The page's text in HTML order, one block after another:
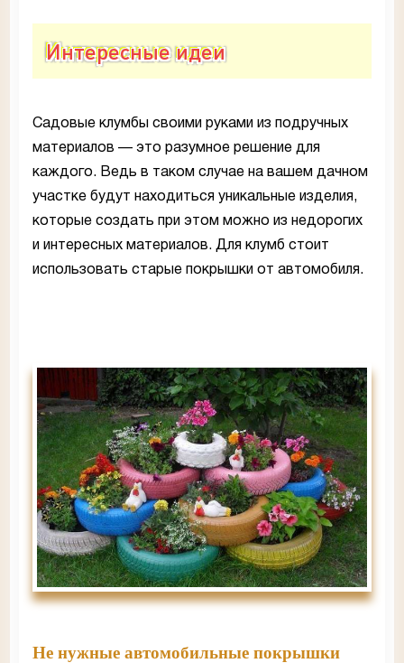
Интересные идеи
Садовые клумбы своими руками из подручных
материалов — это разумное решение для
каждого. Ведь в таком случае на вашем дачном
участке будут находиться уникальные изделия,
которые создать при этом можно из недорогих
и интересных материалов. Для клумб стоит
использовать старые покрышки от автомобиля.
Не нужные автомобильные покрышки